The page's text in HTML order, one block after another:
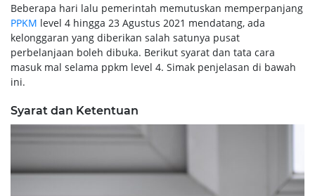
Beberapa hari lalu pemerintah memutuskan memperpanjang
PPKM level 4 hingga 23 Agustus 2021 mendatang, ada
kelonggaran yang diberikan salah satunya pusat
perbelanjaan boleh dibuka. Berikut syarat dan tata cara
masuk mal selama ppkm level 4. Simak penjelasan di bawah
ini.
Syarat dan Ketentuan